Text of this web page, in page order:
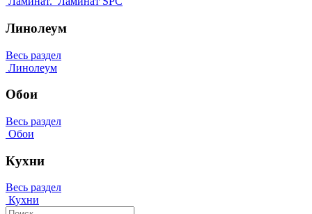
Линолеум
Весь раздел
Линолеум
Обои
Весь раздел
Обои
Кухни
Весь раздел
Кухни